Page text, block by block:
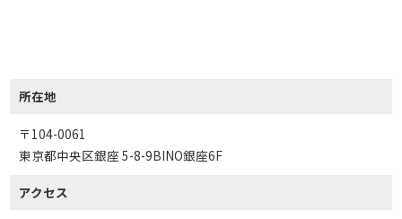
所在地
〒104-0061
東京都中央区銀座 5-8-9BINO銀座6F
アクセス